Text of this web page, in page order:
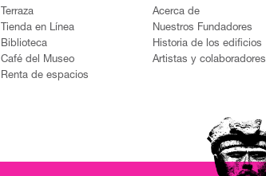
Terraza
Tienda en Línea
Biblioteca
Café del Museo
Renta de espacios
Acerca de
Nuestros Fundadores
Historia de los edificios
Artistas y colaboradores